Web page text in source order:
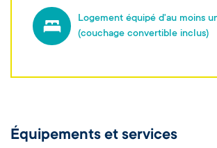
Logement équipé d'au moins
(couchage convertible inclus)
Équipements et services